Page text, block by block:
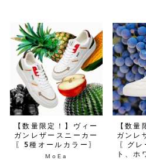
【数量限定！】ヴィー
ガンレザースニーカー
〖5種オールカラー〗
MoEa
【数量
ガンレ
〖グ
ト、ホ